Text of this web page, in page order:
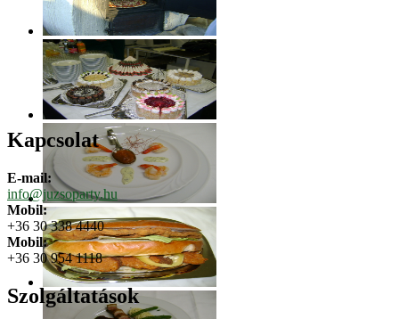
Kapcsolat
E-mail:
info@juzsoparty.hu
Mobil:
+36 30 338 4440
Mobil:
+36 30 954 1118
Szolgáltatások